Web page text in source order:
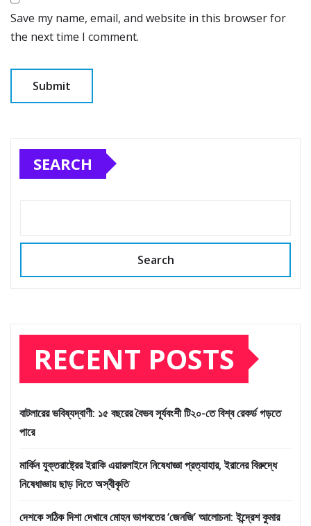
Save my name, email, and website in this browser for
the next time I comment.
SEARCH
Search
RECENT POSTS
বাটলারের ভবিষ্যদ্বাণী: ১৫ বছরের বৈভব সূর্যবংশী টি২০-তে বিশ্ব রেকর্ড গড়তে
পারে
মার্কিন যুক্তরাষ্ট্রের ইরাকি এয়ারলাইনে নিষেধাজ্ঞা প্রত্যাহার, ইরানের বিরুদ্ধে
নিষেধাজ্ঞায় ছাড় দিতে অস্বীকৃতি
দেশকে সঠিক দিশা দেখাবে মোহন ভাগবতের ‘জেনজি’ আলোচনা: ইন্দ্রেশ কুমার